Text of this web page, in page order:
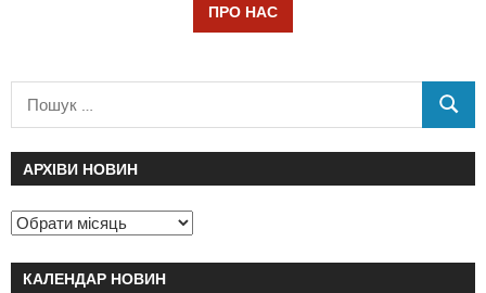
ПРО НАС
АРХІВИ НОВИН
КАЛЕНДАР НОВИН